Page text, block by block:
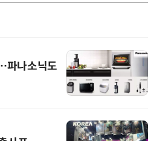
파나소닉도